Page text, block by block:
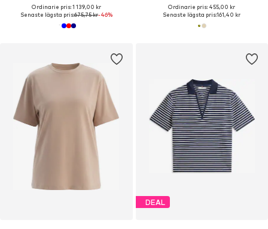
Ordinarie pris: 1 139,00 kr
Senaste lägsta pris:675,75 kr-46%
Ordinarie pris: 455,00 kr
Senaste lägsta pris:161,40 kr
DEAL